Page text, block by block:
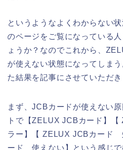
というようなよくわからない
のページをご覧になっている
ょうか？なのでこれから、
が使えない状態になってしま
た結果を記事にさせていただき
まず、JCBカードが使えない
トで【ZELUX JCBカード】
ラー】【 ZELUX JCBカード
ード 使えない】という感じで